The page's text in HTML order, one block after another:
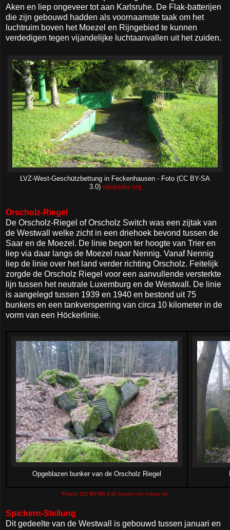
Aken en liep ongeveer tot aan Karlsruhe. De Flak-batterijen
die zijn gebouwd hadden als voornaamste taak om het
luchtruim boven het Moezel en Rijngebied te kunnen
verdedigen tegen vijandelijke luchtaanvallen uit het zuiden.
LVZ-West-Geschützbettung in Feckenhausen - Foto (CC BY-SA
3.0) wikipedia.org
Orscholz-Riegel
De Orscholz-Riegel of Orscholz Switch was een zijtak van
de Westwall welke zicht in een driehoek bevond tussen de
Saar en de Moezel. De linie begon ter hoogte van Trier en
liep via daar langs de Moezel naar Nennig. Vanaf Nennig
liep de linie over het land verder richting Orscholz. Feitelijk
zorgde de Orscholz Riegel voor een aanvullende versterkte
lijn tussen het neutrale Luxemburg en de Westwall. De linie
is aangelegd tussen 1939 en 1940 en bestond uit 75
bunkers en een tankversperring van circa 10 kilometer in de
vorm van een Höckerlinie.
Opgeblazen bunker van de Orscholz Riegel
Foto's: (CC BY-NC 3.0) Spuren-der-kriege.de
Spichern-Stellung
Dit gedeelte van de Westwall is gebouwd tussen januari en